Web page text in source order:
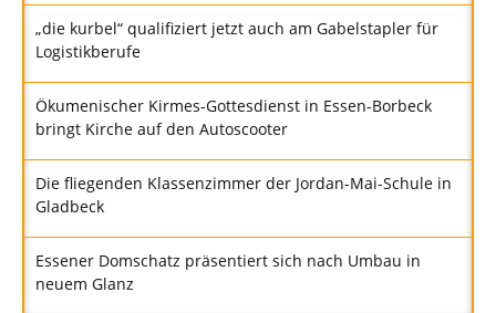
„die kurbel“ qualifiziert jetzt auch am Gabelstapler für
Logistikberufe
Ökumenischer Kirmes-Gottesdienst in Essen-Borbeck
bringt Kirche auf den Autoscooter
Die fliegenden Klassenzimmer der Jordan-Mai-Schule in
Gladbeck
Essener Domschatz präsentiert sich nach Umbau in
neuem Glanz